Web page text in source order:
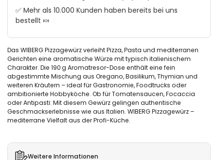
✅ Mehr als 10.000 Kunden haben bereits bei uns
bestellt 🍬
Das WIBERG Pizzagewürz verleiht Pizza, Pasta und mediterranen
Gerichten eine aromatische Würze mit typisch italienischem
Charakter. Die 190 g Aromatresor-Dose enthält eine fein
abgestimmte Mischung aus Oregano, Basilikum, Thymian und
weiteren Kräutern – ideal für Gastronomie, Foodtrucks oder
ambitionierte Hobbyköche. Ob für Tomatensaucen, Focaccia
oder Antipasti: Mit diesem Gewürz gelingen authentische
Geschmackserlebnisse wie aus Italien. WIBERG Pizzagewürz –
mediterrane Vielfalt aus der Profi-Küche.
Weitere Informationen